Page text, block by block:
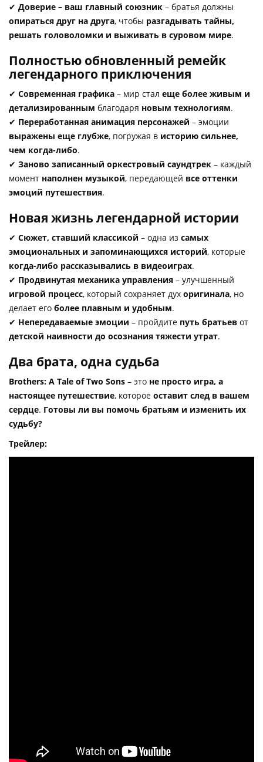
✔ Доверие – ваш главный союзник – братья должны
опираться друг на друга, чтобы разгадывать тайны,
решать головоломки и выживать в суровом мире.
Полностью обновленный ремейк
легендарного приключения
✔ Современная графика – мир стал еще более живым и
детализированным благодаря новым технологиям.
✔ Переработанная анимация персонажей – эмоции
выражены еще глубже, погружая в историю сильнее,
чем когда-либо.
✔ Заново записанный оркестровый саундтрек – каждый
момент наполнен музыкой, передающей все оттенки
эмоций путешествия.
Новая жизнь легендарной истории
✔ Сюжет, ставший классикой – одна из самых
эмоциональных и запоминающихся историй, которые
когда-либо рассказывались в видеоиграх.
✔ Продвинутая механика управления – улучшенный
игровой процесс, который сохраняет дух оригинала, но
делает его более плавным и удобным.
✔ Непередаваемые эмоции – пройдите путь братьев от
детской наивности до осознания тяжести утрат.
Два брата, одна судьба
Brothers: A Tale of Two Sons – это не просто игра, а
настоящее путешествие, которое оставит след в вашем
сердце. Готовы ли вы помочь братьям и изменить их
судьбу?
Трейлер: